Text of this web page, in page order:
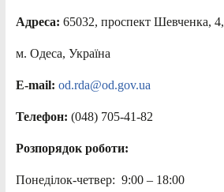
Адреса: 65032, проспект Шевченка, 4,
м. Одеса, Україна
E-mail: od.rda@od.gov.ua
Телефон: (048) 705-41-82
Розпорядок роботи:
Понеділок-четвер: 9:00 – 18:00